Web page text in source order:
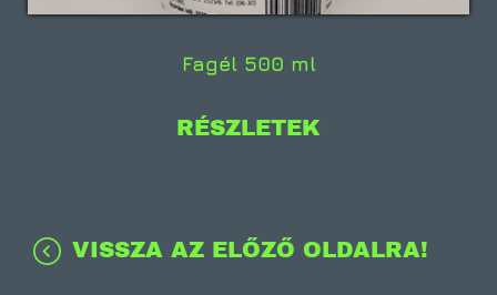
Fagél 500 ml
RÉSZLETEK
VISSZA AZ ELŐZŐ OLDALRA!